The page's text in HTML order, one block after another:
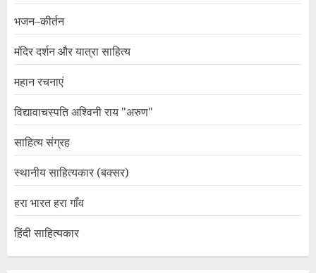
भजन–कीर्तन
मंदिर दर्शन और यात्रा साहित्य
महान रचनाएं
विद्यावाचस्पति अश्विनी राय "अरुण"
साहित्य संग्रह
स्थानीय साहित्यकार (बक्सर)
हरा भारत हरा गाँव
हिंदी साहित्यकार